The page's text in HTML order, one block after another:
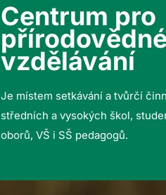
Centrum pro
přírodovědné
vzdělávání
Je místem setkávání a tvůrčí
středních a vysokých škol,
oborů, VŠ i SŠ pedagogů.